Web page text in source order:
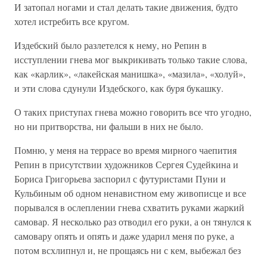
И затопал ногами и стал делать такие движения, будто
хотел истребить все кругом.
Издебский было разлетелся к нему, но Репин в
исступлении гнева мог выкрикивать только такие слова,
как «карлик», «лакейская манишка», «мазила», «холуй»,
и эти слова сдунули Издебского, как буря букашку.
О таких приступах гнева можно говорить все что угодно,
но ни притворства, ни фальши в них не было.
Помню, у меня на террасе во время мирного чаепития
Репин в присутствии художников Сергея Судейкина и
Бориса Григорьева заспорил с футуристами Пуни и
Кульбиным об одном ненавистном ему живописце и все
порывался в ослеплении гнева схватить руками жаркий
самовар. Я несколько раз отводил его руки, а он тянулся к
самовару опять и опять и даже ударил меня по руке, а
потом всхлипнул и, не прощаясь ни с кем, выбежал без